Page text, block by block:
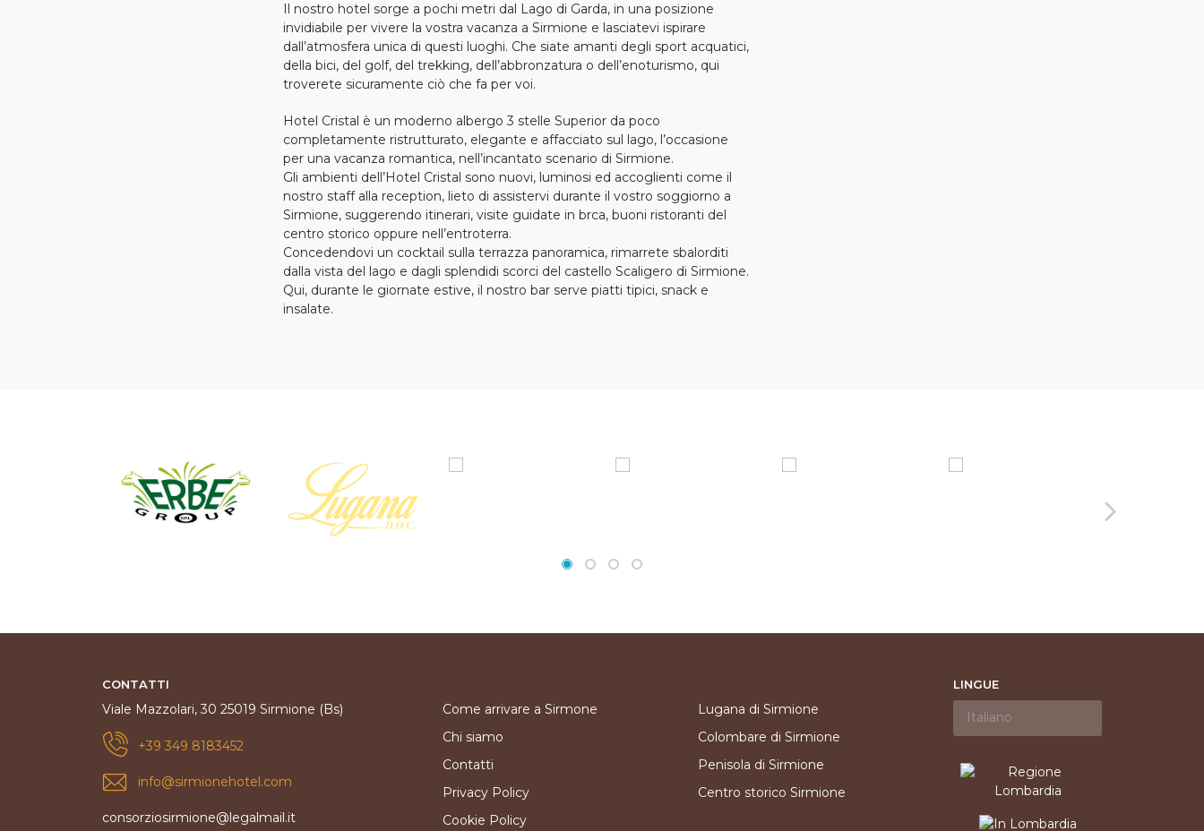
Il nostro hotel sorge a pochi metri dal Lago di Garda, in una posizione
invidiabile per vivere la vostra vacanza a Sirmione e lasciatevi ispirare
dall’atmosfera unica di questi luoghi. Che siate amanti degli sport acquatici,
della bici, del golf, del trekking, dell’abbronzatura o dell’enoturismo, qui
troverete sicuramente ciò che fa per voi.
Hotel Cristal è un moderno albergo 3 stelle Superior da poco
completamente ristrutturato, elegante e affacciato sul lago, l’occasione
per una vacanza romantica, nell’incantato scenario di Sirmione.
Gli ambienti dell’Hotel Cristal sono nuovi, luminosi ed accoglienti come il
nostro staff alla reception, lieto di assistervi durante il vostro soggiorno a
Sirmione, suggerendo itinerari, visite guidate in brca, buoni ristoranti del
centro storico oppure nell’entroterra.
Concedendovi un cocktail sulla terrazza panoramica, rimarrete sbalorditi
dalla vista del lago e dagli splendidi scorci del castello Scaligero di Sirmione.
Qui, durante le giornate estive, il nostro bar serve piatti tipici, snack e
insalate.
CONTATTI
Viale Mazzolari, 30 25019 Sirmione (Bs)
+39 349 8183452
info@sirmionehotel.com
consorziosirmione@legalmail.it
Come arrivare a Sirmone
Chi siamo
Contatti
Privacy Policy
Cookie Policy
Lugana di Sirmione
Colombare di Sirmione
Penisola di Sirmione
Centro storico Sirmione
LINGUE